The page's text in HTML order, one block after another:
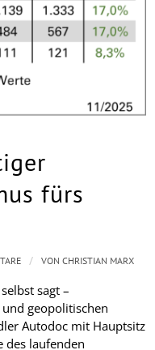
fürs
sagt –
geopolitischen
Autodoc mit Hauptsitz
des laufenden
/ VONCHRISTIAN MARX